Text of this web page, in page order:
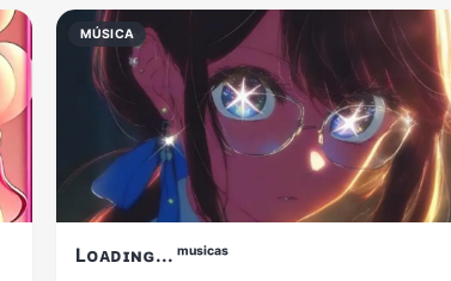
MÚSICA
Lᴏᴀᴅɪɴɢ... ᵐᵘˢⁱᶜᵃˢ